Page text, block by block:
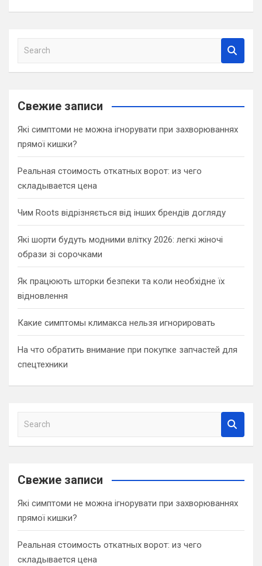
a
c
Свежие записи
Які симптоми не можна ігнорувати при захворюваннях
прямої кишки?
Реальная стоимость откатных ворот: из чего
складывается цена
Чим Roots відрізняється від інших брендів догляду
Які шорти будуть модними влітку 2026: легкі жіночі
образи зі сорочками
Як працюють шторки безпеки та коли необхідне їх
відновлення
Какие симптомы климакса нельзя игнорировать
На что обратить внимание при покупке запчастей для
спецтехники
a
c
Свежие записи
Які симптоми не можна ігнорувати при захворюваннях
прямої кишки?
Реальная стоимость откатных ворот: из чего
складывается цена